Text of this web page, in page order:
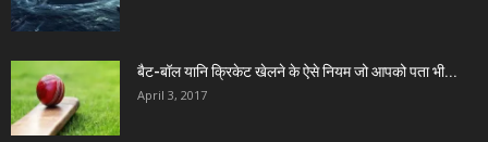
बैट-बॉल यानि क्रिकेट खेलने के ऐसे नियम जो आपको पता भी...
April 3, 2017